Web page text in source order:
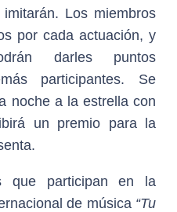
Los miembros
por cada actuación, y
darles puntos
participantes. Se
noche a la estrella con
un premio para la
que participan en la
de música “Tu